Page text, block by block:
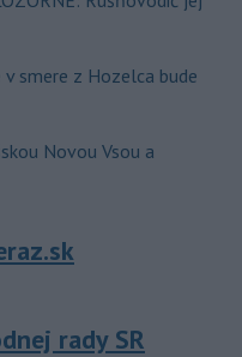
smere z Hozelca bude
Novou Vsou a
rady SR